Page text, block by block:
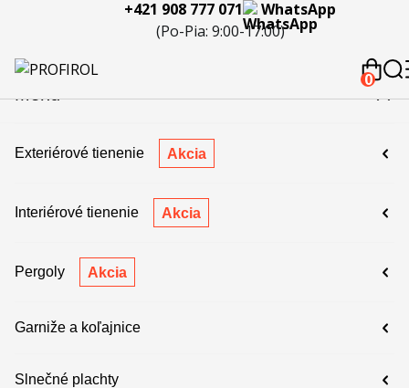
Servis a
reklamácie
KontaktyKariéraSpolupráca
777 071
+421 908 777 071
WhatsApp
(Po-Pia: 9:00-17:00)
0
Menu
Exteriérové tienenie Akcia
Interiérové tienenie Akcia
Pergoly Akcia
Garniže a koľajnice
Slnečné plachty